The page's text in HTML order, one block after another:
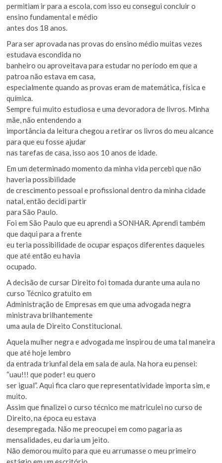
permitiam ir para a escola, com isso eu consegui concluir o
ensino fundamental e médio
antes dos 18 anos.
Para ser aprovada nas provas do ensino médio muitas vezes
estudava escondida no
banheiro ou aproveitava para estudar no período em que a
patroa não estava em casa,
especialmente quando as provas eram de matemática, física e
química.
Sempre fui muito estudiosa e uma devoradora de livros. Minha
mãe, não entendendo a
importância da leitura chegou a retirar os livros do meu alcance
para que eu fosse ajudar
nas tarefas de casa, isso aos 10 anos de idade.
Em um determinado momento da minha vida percebi que não
haveria possibilidade
de crescimento pessoal e profissional dentro da minha cidade
natal, então decidi partir
para São Paulo.
Foi em São Paulo que eu aprendi a SONHAR. Aprendi também
que daqui para a frente
eu teria possibilidade de ocupar espaços diferentes daqueles
que até então eu havia
ocupado.
A decisão de cursar Direito foi tomada durante uma aula no
curso Técnico gratuito em
Administração de Empresas em que uma advogada negra
ministrava brilhantemente
uma aula de Direito Constitucional.
Aquela mulher negra e advogada me inspirou de uma tal maneira
que até hoje lembro
da entrada triunfal dela em sala de aula. Na hora eu pensei:
“uau!!! que poder! eu quero
ser igual”. Aqui fica claro que representatividade importa sim, e
muito.
Assim que finalizei o curso técnico me matriculei no curso de
Direito, na época eu estava
desempregada. Não me preocupei em como pagaria as
mensalidades, eu daria um jeito.
Não demorou muito para que eu arrumasse o meu primeiro